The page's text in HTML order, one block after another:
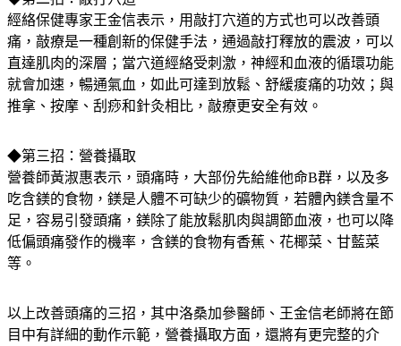
經絡保健專家王金信表示，用敲打穴道的方式也可以改善頭
痛，敲療是一種創新的保健手法，通過敲打釋放的震波，可以
直達肌肉的深層；當穴道經絡受刺激，神經和血液的循環功能
就會加速，暢通氣血，如此可達到放鬆、舒緩痠痛的功效；與
推拿、按摩、刮痧和針灸相比，敲療更安全有效。
◆第三招：營養攝取
營養師黃淑惠表示，頭痛時，大部份先給維他命B群，以及多
吃含鎂的食物，鎂是人體不可缺少的礦物質，若體內鎂含量不
足，容易引發頭痛，鎂除了能放鬆肌肉與調節血液，也可以降
低偏頭痛發作的機率，含鎂的食物有香蕉、花椰菜、甘藍菜
等。
以上改善頭痛的三招，其中洛桑加參醫師、王金信老師將在節
目中有詳細的動作示範，營養攝取方面，還將有更完整的介